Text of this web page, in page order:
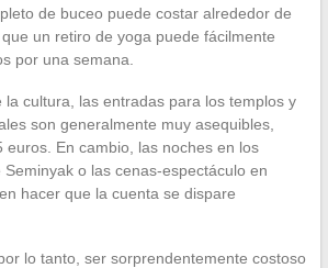
de buceo puede costar alrededor de
un retiro de yoga puede fácilmente
por una semana.
la cultura, las entradas para los templos y
son generalmente muy asequibles,
euros. En cambio, las noches en los
o las cenas-espectáculo en
hacer que la cuenta se dispare
lo tanto, ser sorprendentemente costoso